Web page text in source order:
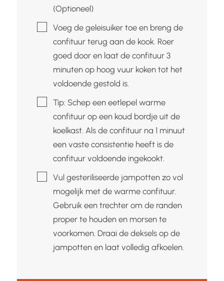
(Optioneel)
▢Voeg de geleisuiker toe en breng de
confituur terug aan de kook. Roer
goed door en laat de confituur 3
minuten op hoog vuur koken tot het
voldoende gestold is.
▢
Tip: Schep een eetlepel warme
confituur op een koud bordje uit de
koelkast. Als de confituur na 1 minuut
een vaste consistentie heeft is de
confituur voldoende ingekookt.
▢Vul gesteriliseerde jampotten zo vol
mogelijk met de warme confituur.
Gebruik een trechter om de randen
proper te houden en morsen te
voorkomen. Draai de deksels op de
jampotten en laat volledig afkoelen.